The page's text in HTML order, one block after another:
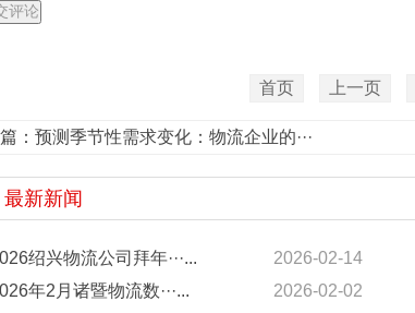
首页 上一页
： 预测季节性需求变化：物流企业的···
最新新闻
绍兴物流公司拜年···... 2026-02-14
年2月诸暨物流数···...
2026-02-02